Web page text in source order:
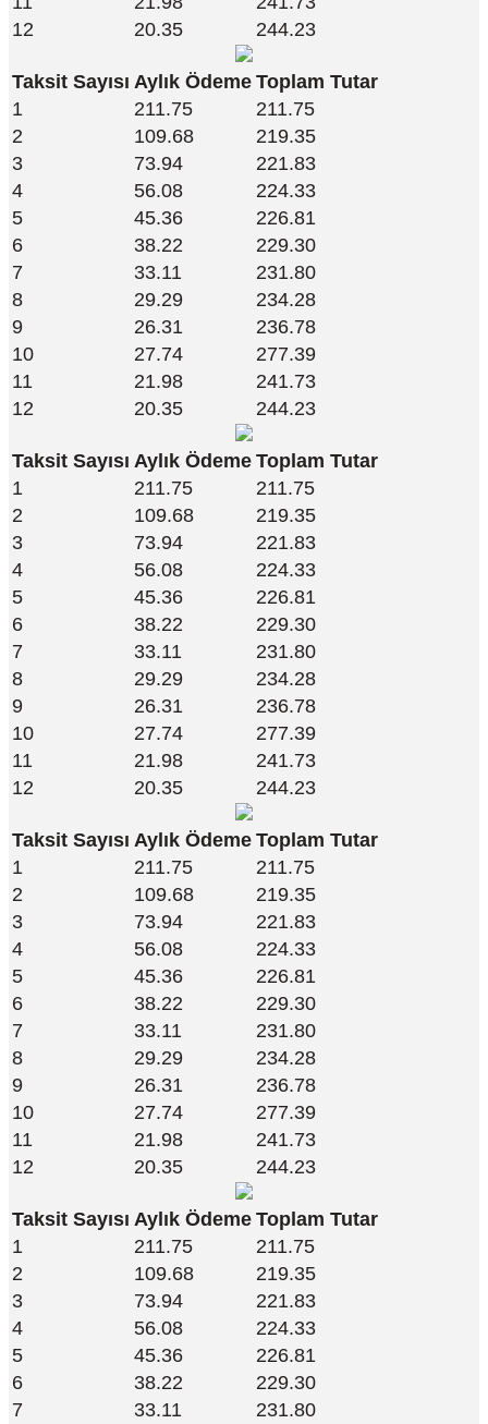
12
20.35 244.23
Taksit Sayısı Aylık Ödeme Toplam Tutar
1
211.75
211.75
2
109.68
219.35
3
73.94
221.83
4
56.08
224.33
5
45.36
226.81
6
38.22
229.30
7
33.11
231.80
8
29.29
234.28
9
26.31
236.78
10
27.74
277.39
11
21.98
241.73
12
20.35 244.23
Taksit Sayısı Aylık Ödeme Toplam Tutar
1
211.75
211.75
2
109.68
219.35
3
73.94
221.83
4
56.08
224.33
5
45.36
226.81
6
38.22
229.30
7
33.11
231.80
8
29.29
234.28
9
26.31
236.78
10
27.74
277.39
11
21.98
241.73
12
20.35 244.23
Taksit Sayısı Aylık Ödeme Toplam Tutar
1
211.75
211.75
2
109.68
219.35
3
73.94
221.83
4
56.08
224.33
5
45.36
226.81
6
38.22
229.30
7
33.11
231.80
8
29.29
234.28
9
26.31
236.78
10
27.74
277.39
11
21.98
241.73
12
20.35 244.23
Taksit Sayısı Aylık Ödeme Toplam Tutar
1
211.75
211.75
2
109.68
219.35
3
73.94
221.83
4
56.08
224.33
5
45.36
226.81
6
38.22
229.30
7
33.11
231.80